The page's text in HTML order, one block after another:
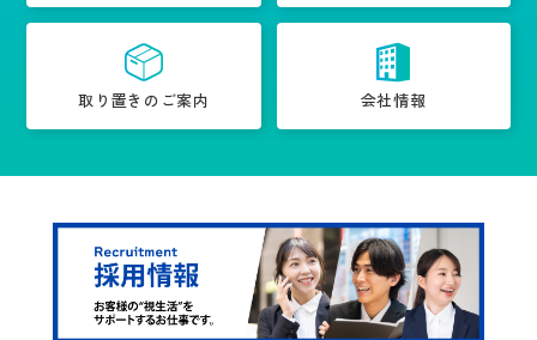
取り置きのご案内 会社情報